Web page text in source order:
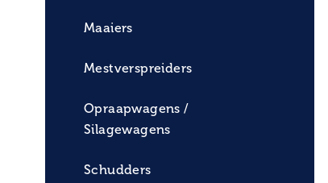
Maaiers
Mestverspreiders
Opraapwagens /
Silagewagens
Schudders